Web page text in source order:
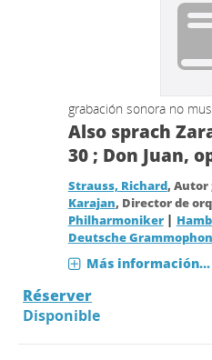
grabación sonora no
Also sprach
30 ; Don Juan,
Strauss, Richard, Autor
Karajan, Director de
Philharmoniker |
Deutsche Grammophon
Más información...
Réserver
Disponible